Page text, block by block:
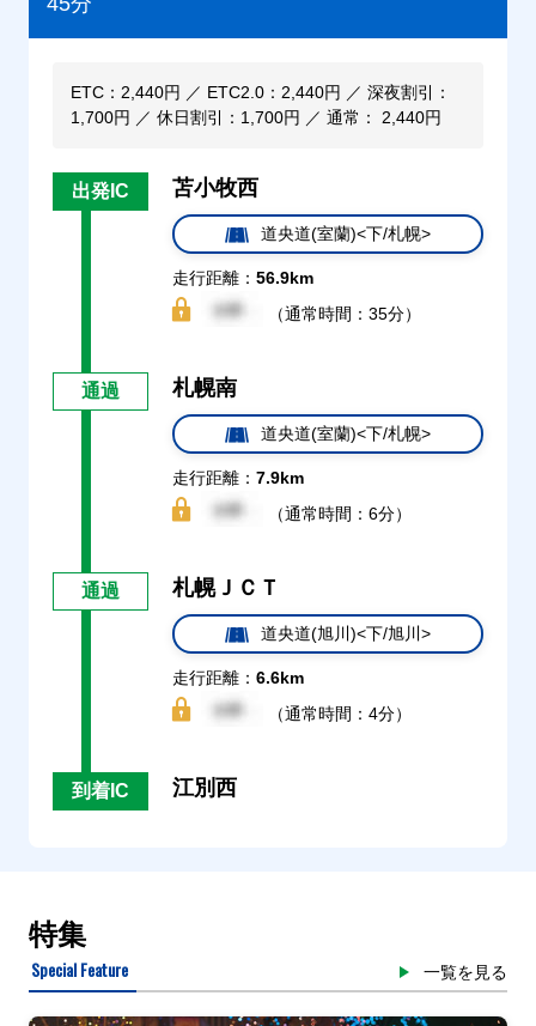
ETC：2,440円 ／ ETC2.0：2,440円 ／ 深夜割引：
1,700円 ／ 休日割引：1,700円 ／ 通常： 2,440円
出発IC 苫小牧西
道央道(室蘭)<下/札幌>
走行距離： 56.9km
（通常時間：35分）
通過 札幌南
道央道(室蘭)<下/札幌>
走行距離： 7.9km
（通常時間：6分）
通過 札幌ＪＣＴ
道央道(旭川)<下/旭川>
走行距離： 6.6km
（通常時間：4分）
到着IC 江別西
特集
Special Feature 一覧を見る